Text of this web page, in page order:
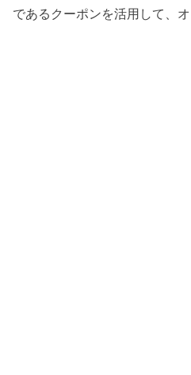
であるクーポンを活用して、